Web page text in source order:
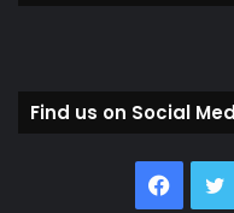
Find us on Social